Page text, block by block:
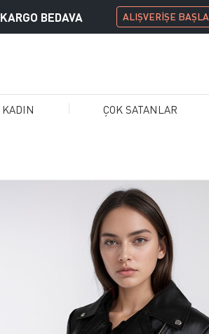
KARGO BEDAVA ALIŞVERİŞE BAŞLA
KADIN ÇOK SATANLAR